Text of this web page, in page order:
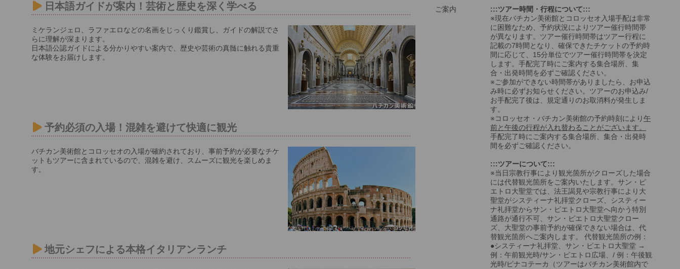
日本語ガイドが案内！芸術と歴史を深く学べる
ミケランジェロ、ラファエロなどの名画をじっくり鑑賞し、ガイドの解説でさ
らに理解が深まります。
日本語公認ガイドによる分かりやすい案内で、歴史や芸術の真髄に触れる貴重
な体験をお届けします。
予約必須の入場！混雑を避けて快適に観光
バチカン美術館とコロッセオの入場が確約されており、事前予約が必要なチケ
ットもツアーに含まれているので、混雑を避け、スムーズに観光を楽しめま
す。
地元シェフによる本格イタリアンランチ
ご案内
:::ツアー時間・行程について:::
※現在バチカン美術館とコロッセオ入場手配は非常
に困難なため、予約状況によりツアー催行時間帯
が異なります。ツアー催行時間帯はツアー行程に
記載の7時間となり、確保できたチケットの予約時
間に応じて、15分単位でツアー催行時間帯を決定
します。手配完了時にご案内する集合場所、集
合・出発時間を必ずご確認ください。
※ご参加ができない時間帯がありましたら、お申込
み時に必ずお知らせください。ツアーのお申込み/
お手配完了後は、規定通りのお取消料が発生しま
す。
※コロッセオ・バチカン美術館の予約時刻により午
前と午後の行程が入れ替わることがございます。
手配完了時にご案内する集合場所、集合・出発時
間を必ずご確認ください。
:::ツアーについて:::
※当日宗教行事により観光箇所がクローズした場合
には代替観光箇所をご案内いたします。サン・ピ
エトロ大聖堂では、法王謁見や宗教行事により大
聖堂がシスティーナ礼拝堂クローズ、システィー
ナ礼拝堂からサン・ピエトロ大聖堂へ向かう特別
通路が通行不可、サン・ピエトロ大聖堂クロー
ズ、大聖堂の事前予約が確保できない場合は、代
替観光箇所へご案内します。 代替観光箇所の例：
●システィーナ礼拝堂、サン・ピエトロ大聖堂 →
例：午前観光時/サン・ピエトロ広場、/ 例：午後観
光時/ピナコテーカ（ツアーはバチカン美術館内で